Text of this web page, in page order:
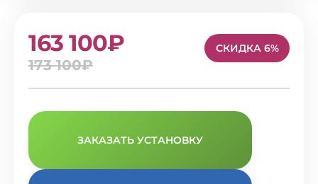
163 100₽
173 100₽
СКИДКА 6%
ЗАКАЗАТЬ УСТАНОВКУ